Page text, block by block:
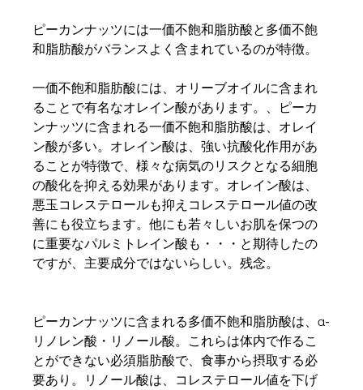
ピーカンナッツには一価不飽和脂肪酸と多価不飽
和脂肪酸がバランスよく含まれているのが特徴。
一価不飽和脂肪酸には、オリーブオイルに含まれ
ることで有名なオレイン酸があります。、ピーカ
ンナッツに含まれる一価不飽和脂肪酸は、オレイ
ン酸が多い。オレイン酸は、強い抗酸化作用があ
ることが特徴で、様々な病気のリスクとなる細胞
の酸化を抑える効果があります。オレイン酸は、
悪玉コレステロールも抑えコレステロール値の改
善にも役立ちます。他にも若々しいお肌を保つの
に重要なパルミトレイン酸も・・・と期待したの
ですが、主要成分ではないらしい。残念。
ピーカンナッツに含まれる多価不飽和脂肪酸は、α-
リノレン酸・リノール酸。これらは体内で作るこ
とができない必須脂肪酸で、食事から摂取する必
要あり。リノール酸は、コレステロール値を下げ